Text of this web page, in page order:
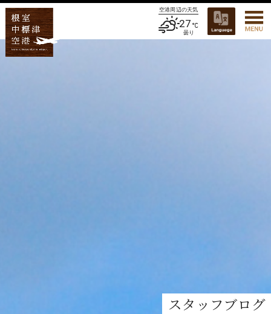
空港周辺の天気
27
曇り
スタッフブログ